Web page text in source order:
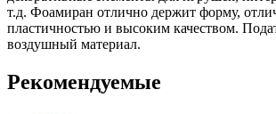
т.д. Фоамиран отлично держит форму,
пластичностью и высоким качеством.
воздушный материал.
Рекомендуемые